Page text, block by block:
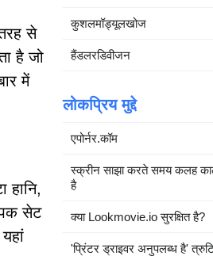
से
है जो
में
हानि,
सेट
कुशलमॉड्यूलखोज
हैंडलरडिवीजन
लोकप्रिय मुद्दे
एपोर्नर.कॉम
स्क्रीन साझा करते समय कलह
है
क्या Lookmovie.io सुरक्षित है?
'प्रिंटर ड्राइवर अनुपलब्ध है'